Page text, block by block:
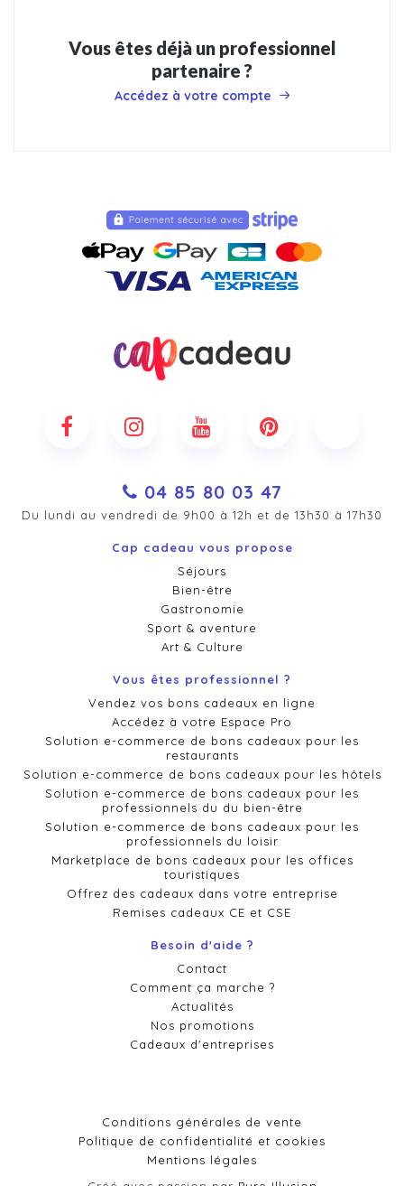
Vous êtes déjà un professionnel
partenaire ?
Accédez à votre compte
04 85 80 03 47
Du lundi au vendredi de 9h00 à 12h et de 13h30 à 17h30
Cap cadeau vous propose
Séjours
Bien-être
Gastronomie
Sport & aventure
Art & Culture
Vous êtes professionnel ?
Vendez vos bons cadeaux en ligne
Accédez à votre Espace Pro
Solution e-commerce de bons cadeaux pour les
restaurants
Solution e-commerce de bons cadeaux pour les hôtels
Solution e-commerce de bons cadeaux pour les
professionnels du du bien-être
Solution e-commerce de bons cadeaux pour les
professionnels du loisir
Marketplace de bons cadeaux pour les offices
touristiques
Offrez des cadeaux dans votre entreprise
Remises cadeaux CE et CSE
Besoin d'aide ?
Contact
Comment ça marche ?
Actualités
Nos promotions
Cadeaux d'entreprises
Conditions générales de vente
Politique de confidentialité et cookies
Mentions légales